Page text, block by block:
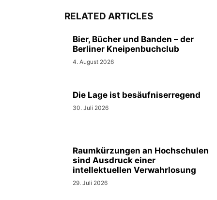
RELATED ARTICLES
Bier, Bücher und Banden – der
Berliner Kneipenbuchclub
4. August 2026
Die Lage ist besäufniserregend
30. Juli 2026
Raumkürzungen an Hochschulen
sind Ausdruck einer
intellektuellen Verwahrlosung
29. Juli 2026